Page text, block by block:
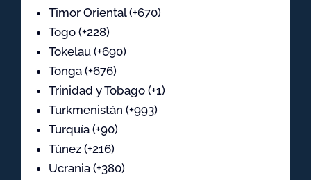
Timor Oriental (+670)
Togo (+228)
Tokelau (+690)
Tonga (+676)
Trinidad y Tobago (+1)
Turkmenistán (+993)
Turquía (+90)
Túnez (+216)
Ucrania (+380)